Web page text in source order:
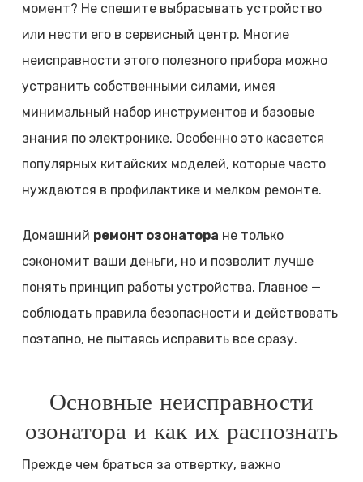
момент? Не спешите выбрасывать устройство
или нести его в сервисный центр. Многие
неисправности этого полезного прибора можно
устранить собственными силами, имея
минимальный набор инструментов и базовые
знания по электронике. Особенно это касается
популярных китайских моделей, которые часто
нуждаются в профилактике и мелком ремонте.
Домашний ремонт озонатора не только
сэкономит ваши деньги, но и позволит лучше
понять принцип работы устройства. Главное —
соблюдать правила безопасности и действовать
поэтапно, не пытаясь исправить все сразу.
Основные неисправности
озонатора и как их распознать
Прежде чем браться за отвертку, важно